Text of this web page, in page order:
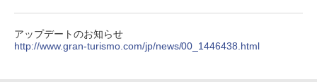
アップデートのお知らせ
http://www.gran-turismo.com/jp/news/00_1446438.html